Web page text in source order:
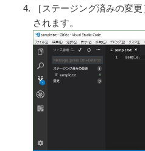
［ステージング済みの変
されます。